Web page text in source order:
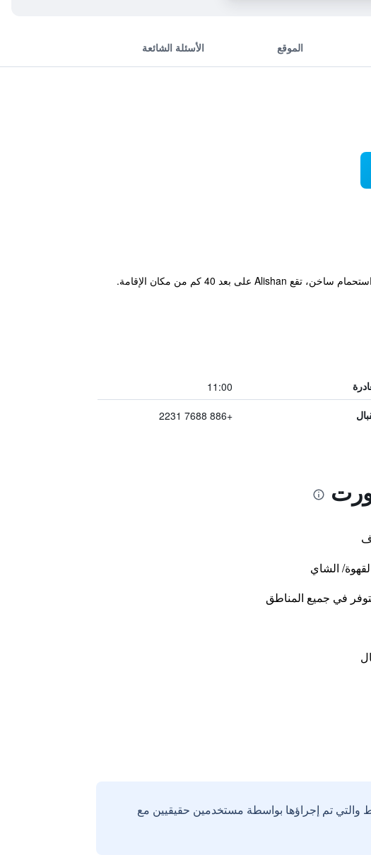
الموقع الأسئلة الشائعة
تقع Grand Orchid Resort Villa في Liugui وتوفر حديقة، ويتميز مكان الإقامة بحوض استحمام سبا وحوض استحمام ساخن، تقع Alishan على بعد 40 كم من مكان الإقامة.
11:00
+886 7688 2231
الشاي
في جميع المناطق
والتي تم إجراؤها بواسطة مستخدمين حقيقيين مع